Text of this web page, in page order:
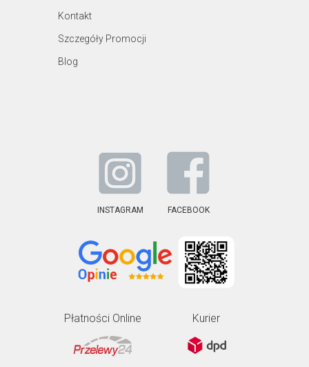
Kontakt
Szczegóły Promocji
Blog
INSTAGRAM FACEBOOK
Płatności Online Kurier